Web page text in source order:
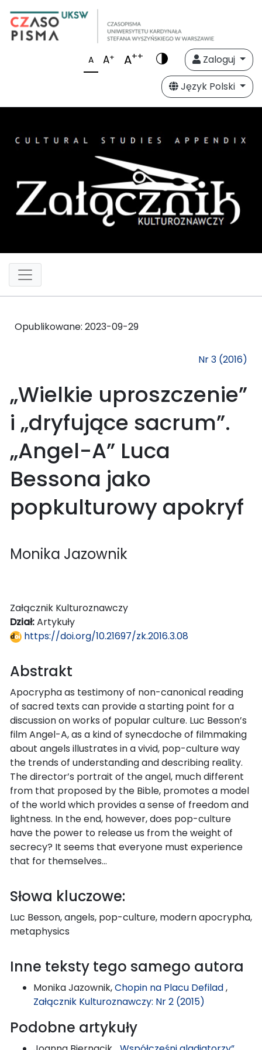
A A+ A++
Zaloguj
Język Polski
Opublikowane: 2023-09-29
Nr 3 (2016)
„Wielkie uproszczenie”
i „dryfujące sacrum”.
„Angel-A” Luca
Bessona jako
popkulturowy apokryf
Monika Jazownik
Załącznik Kulturoznawczy
Dział:Artykuły
https://doi.org/10.21697/zk.2016.3.08
Abstrakt
Apocrypha as testimony of non-canonical reading
of sacred texts can provide a starting point for a
discussion on works of popular culture. Luc Besson’s
film Angel-A, as a kind of synecdoche of filmmaking
about angels illustrates in a vivid, pop-culture way
the trends of understanding and describing reality.
The director’s portrait of the angel, much different
from that proposed by the Bible, promotes a model
of the world which provides a sense of freedom and
lightness. In the end, however, does pop-culture
have the power to release us from the weight of
secrecy? It seems that everyone must experience
that for themselves…
Słowa kluczowe:
Luc Besson, angels, pop-culture, modern apocrypha,
metaphysics
Inne teksty tego samego autora
Monika Jazownik,Chopin na Placu Defilad,
Załącznik Kulturoznawczy: Nr 2 (2015)
Podobne artykuły